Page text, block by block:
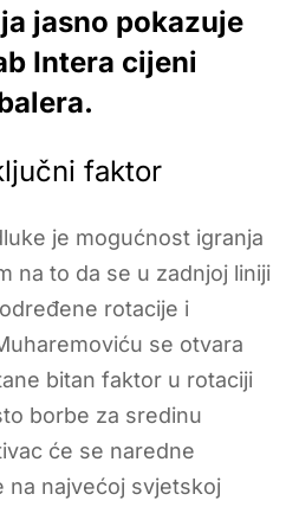
jasno pokazuje
Intera cijeni
faktor
je mogućnost igranja
na to da se u zadnjoj liniji
rotacije i
se otvara
bitan faktor u rotaciji
borbe za sredinu
će se naredne
na najvećoj svjetskoj